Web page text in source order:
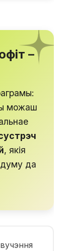
–
можаш
, якія
да